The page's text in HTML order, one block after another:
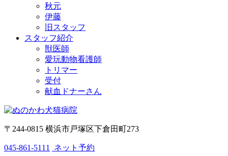
秋元
伊藤
旧スタッフ
スタッフ紹介
獣医師
愛玩動物看護師
トリマー
受付
献血ドナーさん
〒244-0815 横浜市戸塚区下倉田町273
045-861-5111 ネット予約